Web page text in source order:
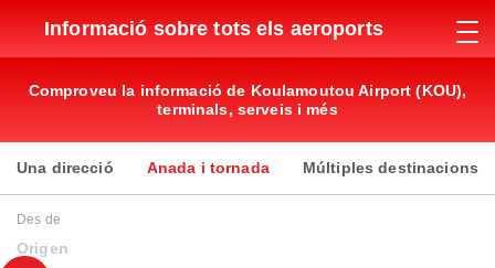
Informació sobre tots els aeroports
Comproveu la informació de Koulamoutou Airport (KOU),
terminals, serveis i més
Una direcció Anada i tornada Múltiples destinacions
Des de
Origen